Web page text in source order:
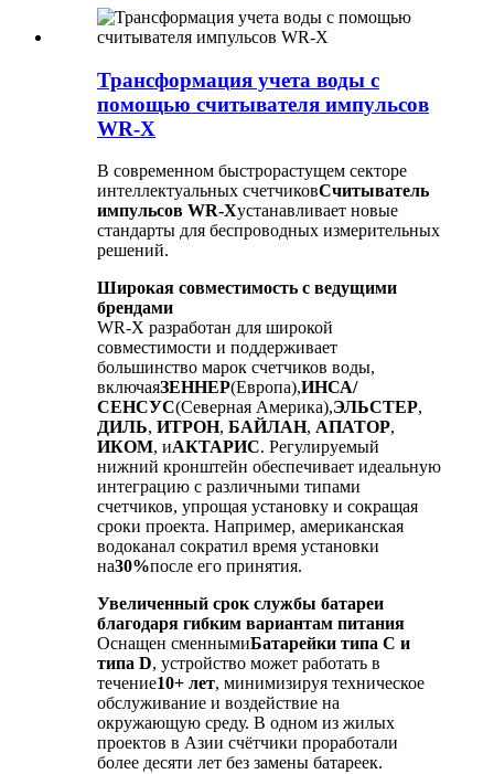
Трансформация учета воды с
помощью считывателя импульсов
WR-X
В современном быстрорастущем секторе
интеллектуальных счетчиковСчитыватель
импульсов WR-Xустанавливает новые
стандарты для беспроводных измерительных
решений.
Широкая совместимость с ведущими
брендами
WR-X разработан для широкой
совместимости и поддерживает
большинство марок счетчиков воды,
включаяЗЕННЕР(Европа),ИНСА/
СЕНСУС(Северная Америка),ЭЛЬСТЕР,
ДИЛЬ, ИТРОН, БАЙЛАН, АПАТОР,
ИКОМ, иАКТАРИС. Регулируемый
нижний кронштейн обеспечивает идеальную
интеграцию с различными типами
счетчиков, упрощая установку и сокращая
сроки проекта. Например, американская
водоканал сократил время установки
на30%после его принятия.
Увеличенный срок службы батареи
благодаря гибким вариантам питания
Оснащен сменнымиБатарейки типа C и
типа D, устройство может работать в
течение10+ лет, минимизируя техническое
обслуживание и воздействие на
окружающую среду. В одном из жилых
проектов в Азии счётчики проработали
более десяти лет без замены батареек.